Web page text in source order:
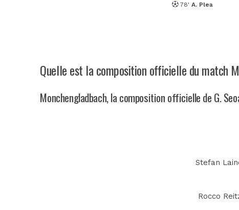
78' A. Plea
Quelle est la composition officielle du match
Monchengladbach, la composition officielle de G.
Stefan
Rocco